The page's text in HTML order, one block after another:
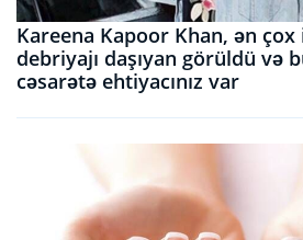
Kareena Kapoor Khan, ən
debriyajı daşıyan görüldü və
cəsarətə ehtiyacınız var